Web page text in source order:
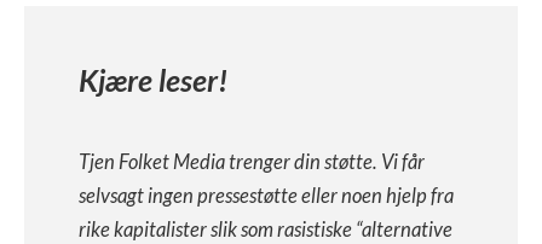
Kjære leser!
Tjen Folket Media trenger din støtte. Vi får
selvsagt ingen pressestøtte eller noen hjelp fra
rike kapitalister slik som rasistiske “alternative